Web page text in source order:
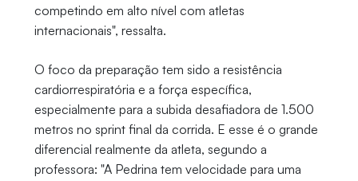
competindo em alto nível com atletas
internacionais", ressalta.
O foco da preparação tem sido a resistência
cardiorrespiratória e a força específica,
especialmente para a subida desafiadora de 1.500
metros no sprint final da corrida. E esse é o grande
diferencial realmente da atleta, segundo a
professora: "A Pedrina tem velocidade para uma